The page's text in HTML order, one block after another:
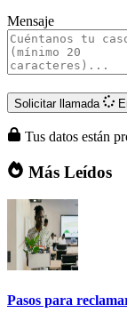
Mensaje
Solicitar llamada
Tus datos están
Más Leídos
Pasos para